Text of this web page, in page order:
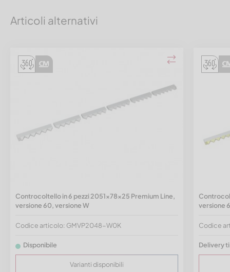
Articoli alternativi
Controcoltello in 6 pezzi 2051x78x25 Premium Line,
versione 60, versione W
Codice articolo: GMVP2048-W0K
Disponibile
Varianti disponibili
versione
Codice
Delivery